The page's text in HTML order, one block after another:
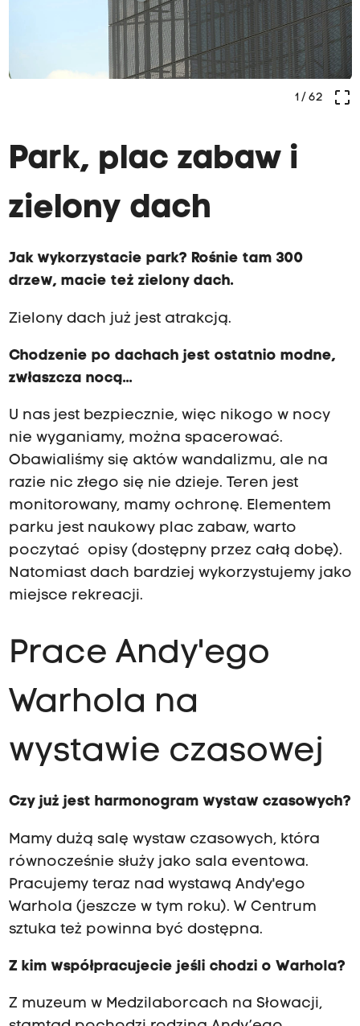
crop_free
1/ 62
Park, plac zabaw i
zielony dach
Jak wykorzystacie park? Rośnie tam 300
drzew, macie też zielony dach.
Zielony dach już jest atrakcją.
Chodzenie po dachach jest ostatnio modne,
zwłaszcza nocą...
U nas jest bezpiecznie, więc nikogo w nocy
nie wyganiamy, można spacerować.
Obawialiśmy się aktów wandalizmu, ale na
razie nic złego się nie dzieje. Teren jest
monitorowany, mamy ochronę. Elementem
parku jest naukowy plac zabaw, warto
poczytać opisy (dostępny przez całą dobę).
Natomiast dach bardziej wykorzystujemy jako
miejsce rekreacji.
Prace Andy'ego
Warhola na
wystawie czasowej
Czy już jest harmonogram wystaw czasowych?
Mamy dużą salę wystaw czasowych, która
równocześnie służy jako sala eventowa.
Pracujemy teraz nad wystawą Andy'ego
Warhola (jeszcze w tym roku). W Centrum
sztuka też powinna być dostępna.
Z kim współpracujecie jeśli chodzi o Warhola?
Z muzeum w Medzilaborcach na Słowacji,